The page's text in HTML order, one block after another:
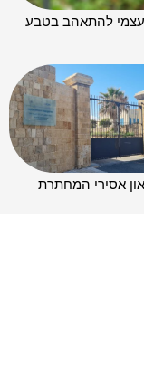
להתאהב בטבע
אסירי המחתרת